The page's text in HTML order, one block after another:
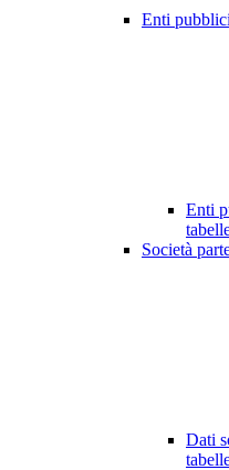
Enti
Enti
Società
Dati